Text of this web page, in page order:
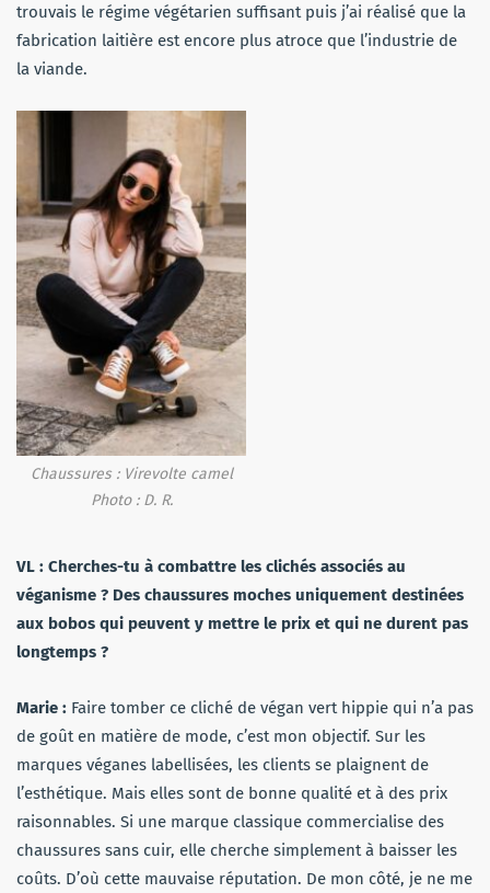
trouvais le régime végétarien suffisant puis j’ai réalisé que la
fabrication laitière est encore plus atroce que l’industrie de
la viande.
Chaussures : Virevolte camel
Photo : D. R.
VL : Cherches-tu à combattre les clichés associés au
véganisme ? Des chaussures moches uniquement destinées
aux bobos qui peuvent y mettre le prix et qui ne durent pas
longtemps ?
Marie : Faire tomber ce cliché de végan vert hippie qui n’a pas
de goût en matière de mode, c’est mon objectif. Sur les
marques véganes labellisées, les clients se plaignent de
l’esthétique. Mais elles sont de bonne qualité et à des prix
raisonnables. Si une marque classique commercialise des
chaussures sans cuir, elle cherche simplement à baisser les
coûts. D’où cette mauvaise réputation. De mon côté, je ne me